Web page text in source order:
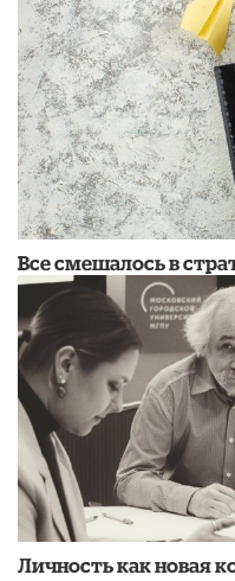
Все смешалось в
Личность как новая